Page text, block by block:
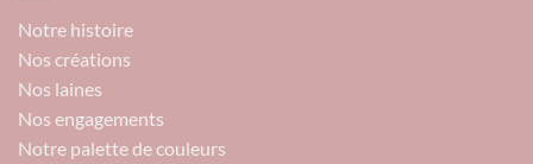
Notre histoire
Nos créations
Nos laines
Nos engagements
Notre palette de couleurs